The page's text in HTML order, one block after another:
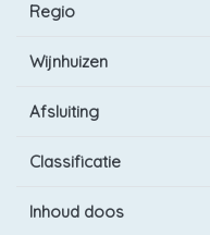
Regio
Wijnhuizen
Afsluiting
Classificatie
Inhoud doos